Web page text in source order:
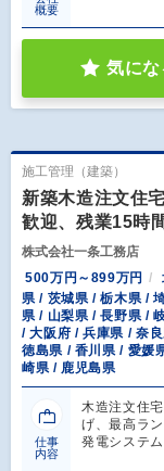
概要
気にな
施工管理（建築）
新築木造注文住
歓迎、残業15時
株式会社一条工務店
500万円～899万円
県 / 茨城県 / 栃木県 /
県 / 山梨県 / 長野県 /
/ 大阪府 / 兵庫県 / 奈
徳島県 / 香川県 / 愛媛
崎県 / 鹿児島県
仕事
内容
木造注文住
げ、最高ラ
発電システ